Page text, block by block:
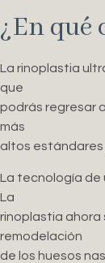
¿En
La rinoplastia
que
podrás regresar
más
altos estándares
La tecnología de
La
rinoplastia ahora
remodelación
de los huesos